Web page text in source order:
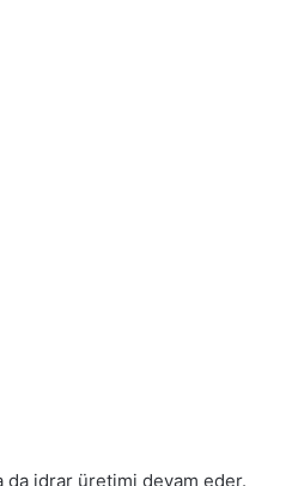
da idrar üretimi devam eder.